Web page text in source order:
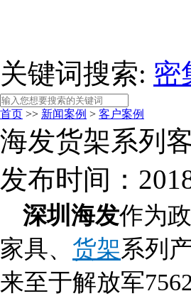
关键词搜索: 密
首页 >> 新闻案例 > 客户案例
海发货架系列
发布时间：
深圳海发作为
家具、 货架系列
来至于解放军